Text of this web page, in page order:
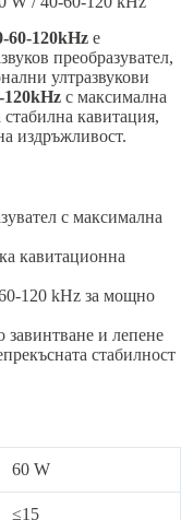
120kHz е
преобразувател,
ултразвукови
120kHz с максимална
стабилна кавитация,
издръжливост.
с максимална
кавитационна
120 kHz за мощно
завинтване и лепене
стабилност
60 W
≤15